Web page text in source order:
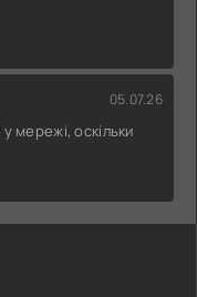
05.07.26
мережі, оскільки